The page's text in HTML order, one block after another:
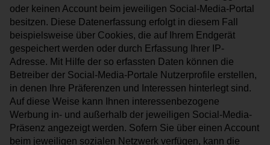
YouTube
Diese Cookies werden
von YouTube,
aufgrund der
eingebundenen
Videos, gesetzt. Sie
werden von dem
Service verwendet um
Präferenzen zu
speichern und das
Nutzerverhalten zu
analysieren.
oder keinen Account beim jeweiligen Social-Media-Portal
besitzen. Diese Datenerfassung erfolgt in diesem Fall
beispielsweise über Cookies, die auf Ihrem Endgerät
gespeichert werden oder durch Erfassung Ihrer IP-
Adresse. Mit Hilfe der so erfassten Daten können die
Betreiber der Social-Media-Portale Nutzerprofile erstellen,
in denen Ihre Präferenzen und Interessen hinterlegt sind.
Auf diese Weise kann Ihnen interessenbezogene
Werbung in- und außerhalb der jeweiligen Social-Media-
Präsenz angezeigt werden. Sofern Sie über einen Account
beim jeweiligen sozialen Netzwerk verfügen, kann die